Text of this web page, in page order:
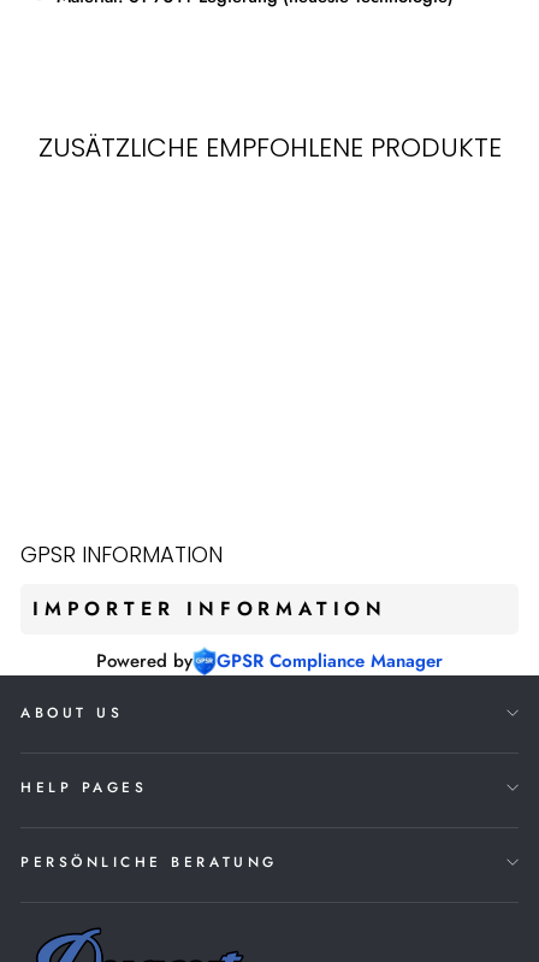
ZUSÄTZLICHE EMPFOHLENE PRODUKTE
GPSR INFORMATION
IMPORTER INFORMATION
Powered by GPSR Compliance Manager
ABOUT US
HELP PAGES
PERSÖNLICHE BERATUNG